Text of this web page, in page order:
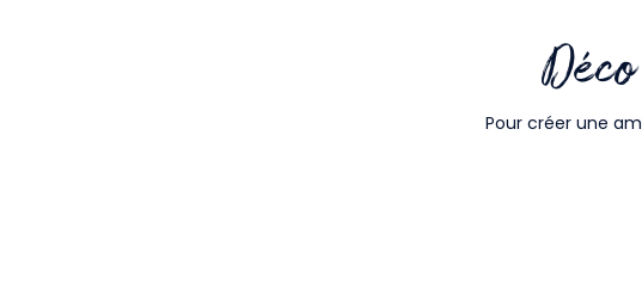
Pour créer une